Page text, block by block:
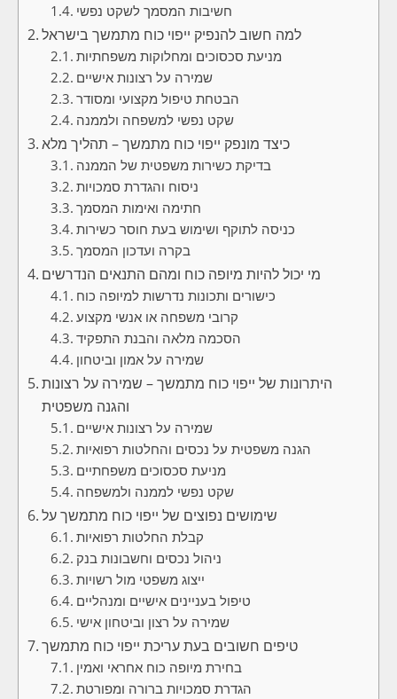
חשיבות המסמך לשקט נפשי
למה חשוב להנפיק ייפוי כוח מתמשך בישראל
מניעת סכסוכים ומחלוקות משפחתיות
שמירה על רצונות אישיים
הבטחת טיפול מקצועי ומסודר
שקט נפשי למשפחה ולממנה
כיצד מונפק ייפוי כוח מתמשך – תהליך מלא
בדיקת כשירות משפטית של הממנה
ניסוח והגדרת סמכויות
חתימה ואימות המסמך
כניסה לתוקף ושימוש בעת חוסר כשירות
בקרה ועדכון המסמך
מי יכול להיות מיופה כוח ומהם התנאים הנדרשים
כישורים ותכונות נדרשות למיופה כוח
קרובי משפחה או אנשי מקצוע
הסכמה מלאה והבנת התפקיד
שמירה על אמון וביטחון
היתרונות של ייפוי כוח מתמשך – שמירה על רצונות
והגנה משפטית
שמירה על רצונות אישיים
הגנה משפטית על נכסים והחלטות רפואיות
מניעת סכסוכים משפחתיים
שקט נפשי לממנה ולמשפחה
שימושים נפוצים של ייפוי כוח מתמשך על
קבלת החלטות רפואיות
ניהול נכסים וחשבונות בנק
ייצוג משפטי מול רשויות
טיפול בעניינים אישיים ומנהליים
שמירה על רצון וביטחון אישי
טיפים חשובים בעת עריכת ייפוי כוח מתמשך
בחירת מיופה כוח אחראי ואמין
הגדרת סמכויות ברורה ומפורטת